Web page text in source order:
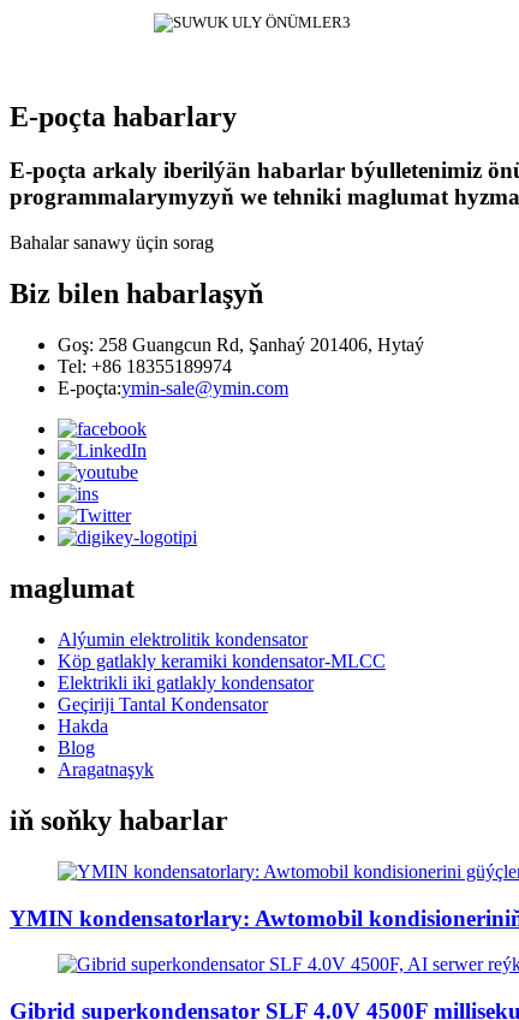
E-poçta habarlary
E-poçta arkaly iberilýän habarlar býulletenimiz
programmalarymyzyň we tehniki maglumat
Bahalar sanawy üçin sorag
Biz bilen habarlaşyň
Goş: 258 Guangcun Rd, Şanhaý 201406, Hytaý
Tel: +86 18355189974
E-poçta:ymin-sale@ymin.com
maglumat
Alýumin elektrolitik kondensator
Köp gatlakly keramiki kondensator-MLCC
Elektrikli iki gatlakly kondensator
Geçiriji Tantal Kondensator
Hakda
Blog
Aragatnaşyk
iň soňky habarlar
YMIN kondensatorlary: Awtomobil
Gibrid superkondensator SLF 4.0V 4500F